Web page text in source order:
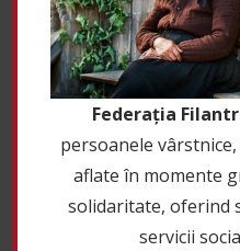
Patriarhiei Române,
a adulților autorizat din
invite să participați în
la programul de
specializarea „Pedagog
Federația
persoanele
aflate în momente
solidaritate, oferind
servicii